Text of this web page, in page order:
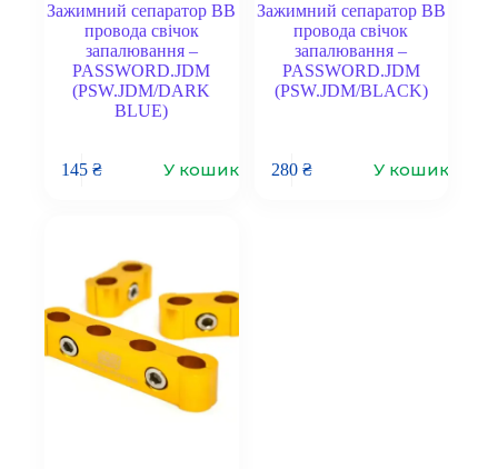
Зажимний сепаратор ВВ
провода свічок
запалювання –
PASSWORD.JDM
(PSW.JDM/DARK
BLUE)
145₴ У кошик
Зажимний сепаратор ВВ
провода свічок
запалювання –
PASSWORD.JDM
(PSW.JDM/BLACK)
280 ₴ У кошик